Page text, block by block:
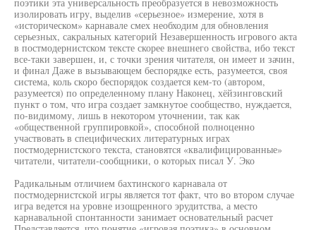
изолировать игру, выделив «серьезное» измерение, хотя в
«историческом» карнавале смех необходим для обновления
серьезных, сакральных категорий Незавершенность игрового акта
в постмодернистском тексте скорее внешнего свойства, ибо текст
все-таки завершен, и, с точки зрения читателя, он имеет и зачин,
и финал Даже в вызывающем беспорядке есть, разумеется, своя
система, коль скоро беспорядок создается кем-то (автором,
разумеется) по определенному плану Наконец, хёйзинговский
пункт о том, что игра создает замкнутое сообщество, нуждается,
по-видимому, лишь в некотором уточнении, так как
«общественной группировкой», способной полноценно
участвовать в специфических литературных играх
постмодернистского текста, становятся «квалифицированные»
читатели, читатели-сообщники, о которых писал У. Эко
Радикальным отличием бахтинского карнавала от
постмодернистской игры является тот факт, что во втором случае
игра ведется на уровне изощренного эрудитства, а место
карнавальной спонтанности занимает основательный расчет